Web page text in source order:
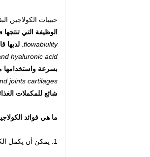
حبيبات الكولاجين
الوظيفة التي تنتجها Beyond Biopharma عديمة الرائحة وذات مذاق صافي ولون أبيض.
flowabiulity. لديها
hyaluronic acid.
بسرعة واستخدامها
joints cartilages.
شائع للمكملات
ما هي فوائد
1. يمكن أن يكمل الكولاجين فقدان الكولاجين والأحماض الأمينية.